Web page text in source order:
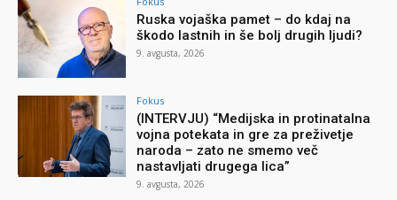
Ruska vojaška pamet – do kdaj na
škodo lastnih in še bolj drugih ljudi?
9. avgusta, 2026
Fokus
(INTERVJU) “Medijska in protinatalna
vojna potekata in gre za preživetje
naroda – zato ne smemo več
nastavljati drugega lica”
9. avgusta, 2026